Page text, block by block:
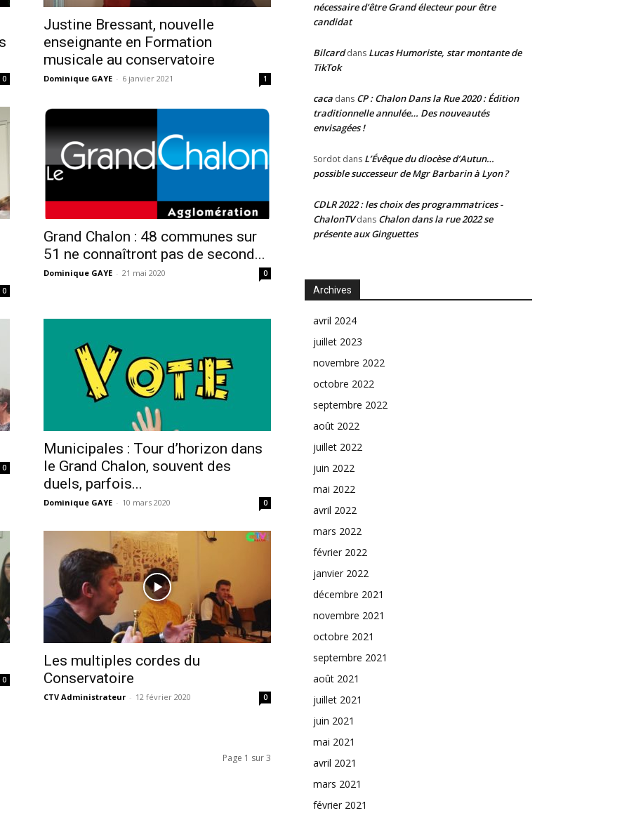
0
Justine Bressant, nouvelle
enseignante en Formation
musicale au conservatoire
Dominique GAYE - 6 janvier 2021 1
0
Grand Chalon : 48 communes sur
51 ne connaîtront pas de second...
Dominique GAYE - 21 mai 2020 0
0
Municipales : Tour d’horizon dans
le Grand Chalon, souvent des
duels, parfois...
Dominique GAYE - 10 mars 2020 0
0
Les multiples cordes du
Conservatoire
CTV Administrateur - 12 février 2020 0
Page 1 sur 3
nécessaire d’être Grand électeur pour être
candidat
Bilcarddans Lucas Humoriste, star montante de
TikTok
caca dans CP : Chalon Dans la Rue 2020 : Édition
traditionnelle annulée… Des nouveautés
envisagées !
Sordot dans L’Évêque du diocèse d’Autun…
possible successeur de Mgr Barbarin à Lyon ?
CDLR 2022 : les choix des programmatrices -
ChalonTVdans Chalon dans la rue 2022 se
présente aux Ginguettes
Archives
avril 2024
juillet 2023
novembre 2022
octobre 2022
septembre 2022
août 2022
juillet 2022
juin 2022
mai 2022
avril 2022
mars 2022
février 2022
janvier 2022
décembre 2021
novembre 2021
octobre 2021
septembre 2021
août 2021
juillet 2021
juin 2021
mai 2021
avril 2021
mars 2021
février 2021